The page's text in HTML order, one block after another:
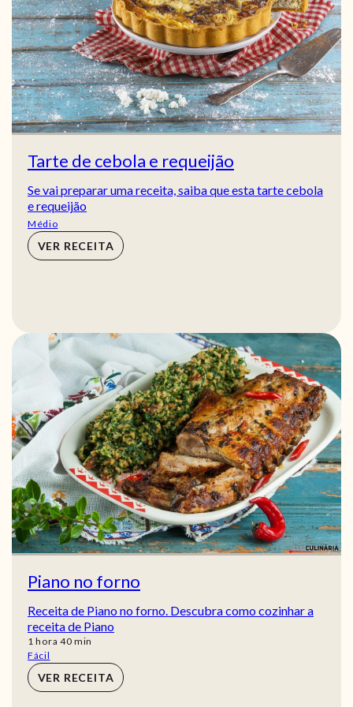
Tarte de cebola e requeijão
Se vai preparar uma receita, saiba que esta tarte cebola
e requeijão
Médio
VER RECEITA
Piano no forno
Receita de Piano no forno. Descubra como cozinhar a
receita de Piano
1 hora
hora 40min
min
Fácil
VER RECEITA